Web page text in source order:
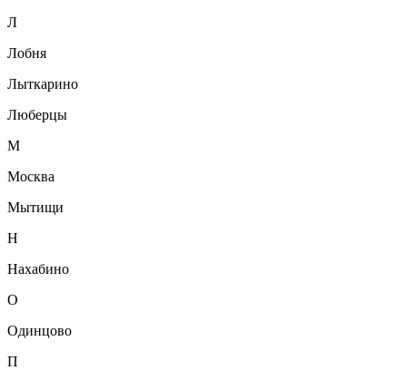
Л
Лобня
Лыткарино
Люберцы
М
Москва
Мытищи
Н
Нахабино
О
Одинцово
П